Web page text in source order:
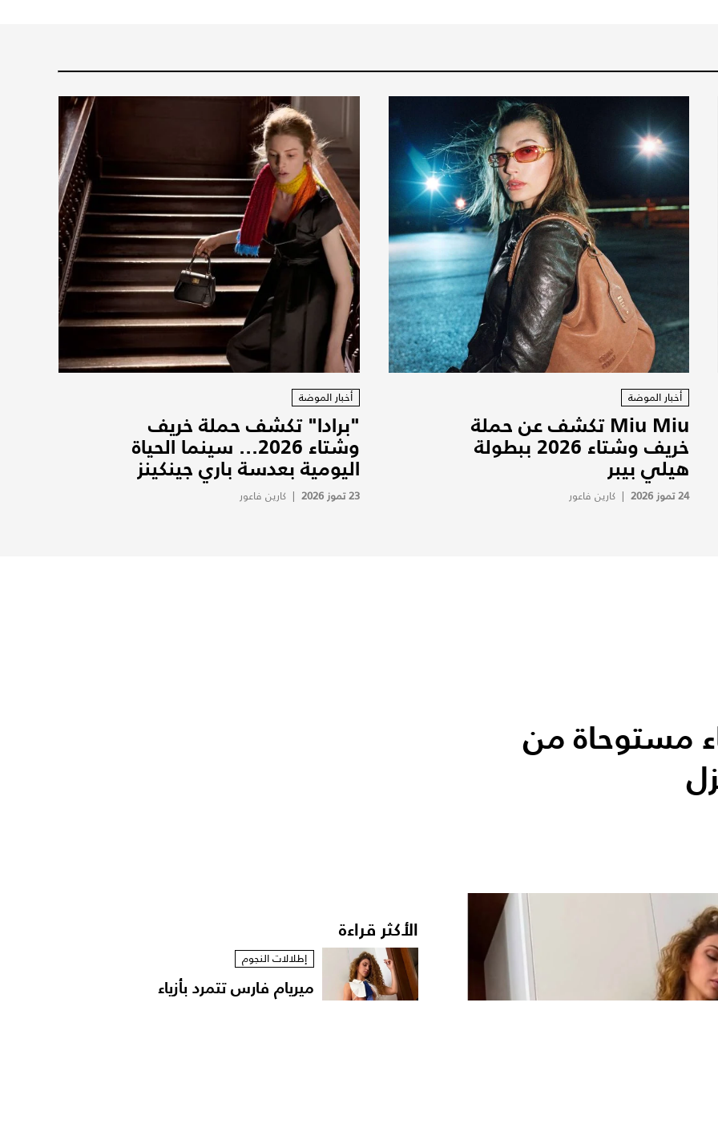
أخبار الموضة
Miu Miu تكشف عن حملة
خريف وشتاء 2026 ببطولة
هيلي بيبر
24 تموز 2026 | كارين فاعور
أخبار الموضة
"برادا" تكشف حملة خريف
وشتاء 2026... سينما الحياة
اليومية بعدسة باري جينكينز
23 تموز 2026 |كارين فاعور
مستوحاة من
الأكثر قراءة
إطلالات النجوم
ميريام فارس تتمرد بأزياء
مستوحاة من الخزانة...